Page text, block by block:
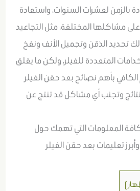
بالزمن لعشرات السنوات، واستعادة
مشاكلها المختلفة، مثل التجاعيد
تحديد الذقن وتجميل الأنف ونفخ
المتعددة للفيلر، ولكن ما يقلق
بأهم نصائح بعد حقن الفيلر
وتجنب أي مشاكل قد تنتج عن
المعلومات التي تهمك حول
تعليمات بعد حقن الفيلر
]